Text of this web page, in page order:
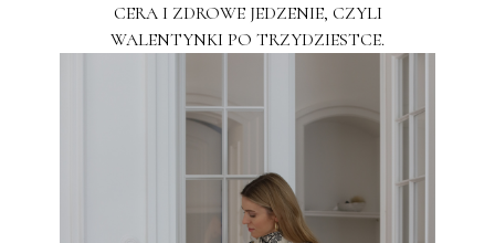
CERA I ZDROWE JEDZENIE, CZYLI
WALENTYNKI PO TRZYDZIESTCE.